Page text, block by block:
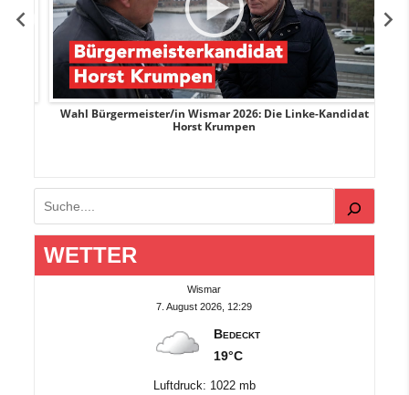
Wahl Bürgermeister/in Wismar 2026: Die Linke-Kandidat
Horst Krumpen
Suchen
WETTER
Wismar
7. August 2026, 12:29
Bedeckt
19°C
Luftdruck: 1022 mb